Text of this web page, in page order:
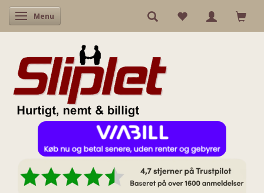
Skifte navigation
Menu